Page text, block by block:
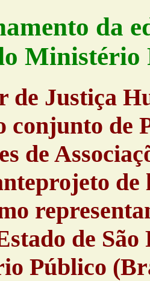
da
Ministério
de Justiça
conjunto de
de
de
Público